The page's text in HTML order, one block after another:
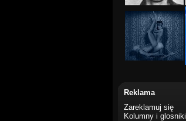
Reklama
Zareklamuj się
Kolumny i glosniki